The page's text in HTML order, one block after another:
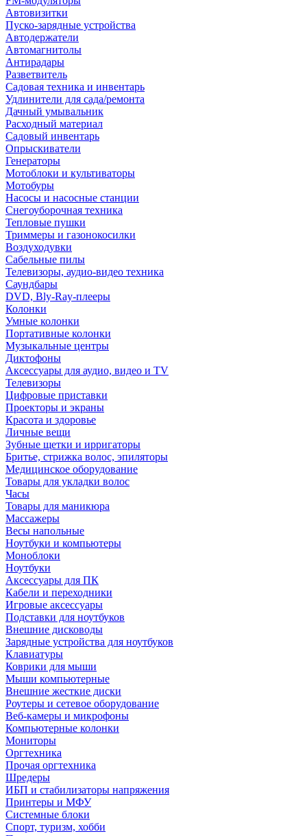
Автовизитки
Пуско-зарядные устройства
Автодержатели
Автомагнитолы
Антирадары
Разветвитель
Садовая техника и инвентарь
Удлинители для сада/ремонта
Дачный умывальник
Расходный материал
Садовый инвентарь
Опрыскиватели
Генераторы
Мотоблоки и культиваторы
Мотобуры
Насосы и насосные станции
Снегоуборочная техника
Тепловые пушки
Триммеры и газонокосилки
Воздуходувки
Сабельные пилы
Телевизоры, аудио-видео техника
Саундбары
DVD, Bly-Ray-плееры
Колонки
Умные колонки
Портативные колонки
Музыкальные центры
Диктофоны
Аксессуары для аудио, видео и TV
Телевизоры
Цифровые приставки
Проекторы и экраны
Красота и здоровье
Личные вещи
Зубные щетки и ирригаторы
Бритье, стрижка волос, эпиляторы
Медицинское оборудование
Товары для укладки волос
Часы
Товары для маникюра
Массажеры
Весы напольные
Ноутбуки и компьютеры
Моноблоки
Ноутбуки
Аксессуары для ПК
Кабели и переходники
Игровые аксессуары
Подставки для ноутбуков
Внешние дисководы
Зарядные устройства для ноутбуков
Клавиатуры
Коврики для мыши
Мыши компьютерные
Внешние жесткие диски
Роутеры и сетевое оборудование
Веб-камеры и микрофоны
Компьютерные колонки
Мониторы
Оргтехника
Прочая оргтехника
Шредеры
ИБП и стабилизаторы напряжения
Принтеры и МФУ
Системные блоки
Спорт, туризм, хобби